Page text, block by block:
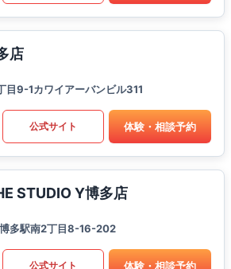
店
目9-1カワイアーバンビル311
公式サイト 体験・相談予約
STUDIO Y博多店
多駅南2丁目8-16-202
公式サイト 体験・相談予約